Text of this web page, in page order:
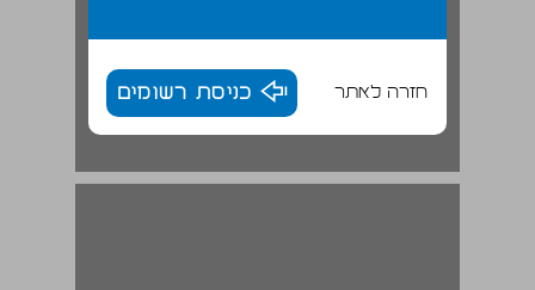
חזרה לאתר כניסת רשומים